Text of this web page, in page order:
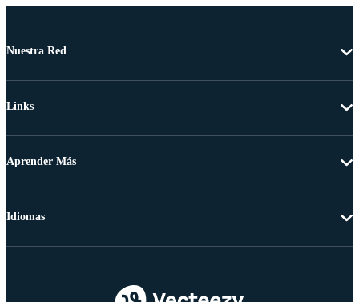
Nuestra Red
Links
Aprender Más
Idiomas